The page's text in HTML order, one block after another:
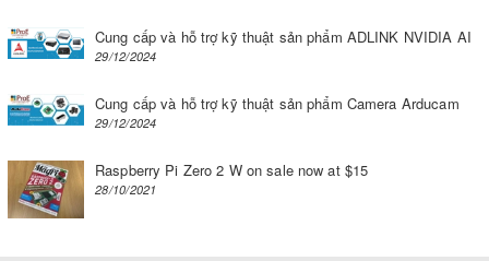
Cung cấp và hỗ trợ kỹ thuật sản phẩm ADLINK NVIDIA AI
29/12/2024
Cung cấp và hỗ trợ kỹ thuật sản phẩm Camera Arducam
29/12/2024
Raspberry Pi Zero 2 W on sale now at $15
28/10/2021